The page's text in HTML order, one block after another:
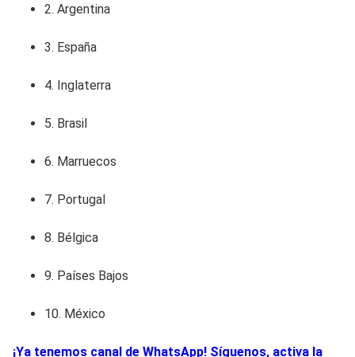
2. Argentina
3. España
4. Inglaterra
5. Brasil
6. Marruecos
7. Portugal
8. Bélgica
9. Países Bajos
10. México
¡Ya tenemos canal de WhatsApp! Síguenos, activa la